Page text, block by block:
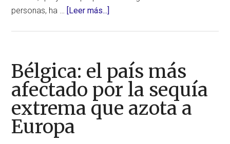
personas, ha … [Leer más...]
personas
bajo
emergencia
por
Bélgica: el país más
afectado por la sequía
extrema que azota a
Europa